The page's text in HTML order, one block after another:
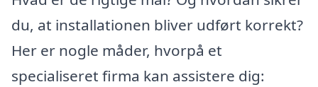
du, at installationen bliver udført korrekt?
Her er nogle måder, hvorpå et
specialiseret firma kan assistere dig: